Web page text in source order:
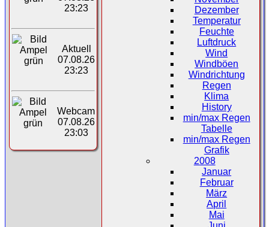
23:23
Aktuell
07.08.26
23:23
Webcam
07.08.26
23:03
Dezember
Temperatur
Feuchte
Luftdruck
Wind
Windböen
Windrichtung
Regen
Klima
History
min/max Regen
Tabelle
min/max Regen
Grafik
2008
Januar
Februar
März
April
Mai